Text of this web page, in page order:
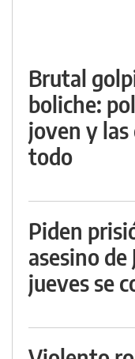
Brutal
boliche:
joven y
todo
Piden
asesino de
jueves se